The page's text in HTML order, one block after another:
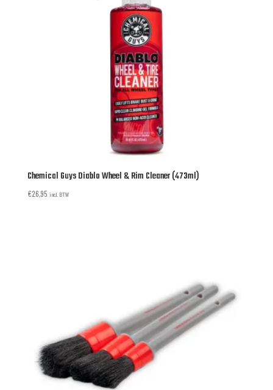
Chemical Guys Diablo Wheel & Rim Cleaner (473ml)
€26,95 incl. BTW